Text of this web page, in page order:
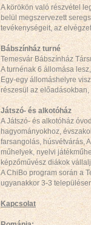
A körökön való részvétel
belül megszervezett
tevékenységeit, az
Bábszínház turné
Temesvár Bábszínház
A turnénak 6 állomása
Egy-egy állomáshelyre
részesül az előadásokban,
Játszó- és alkotóház
A Játszó- és alkotóház
hagyományokhoz,
farsangolás, húsvétvárás,
műhelyek, nyelvi
képzőművész diákok
A ChiBo program során a
ugyanakkor 3-3
Kapcsolat